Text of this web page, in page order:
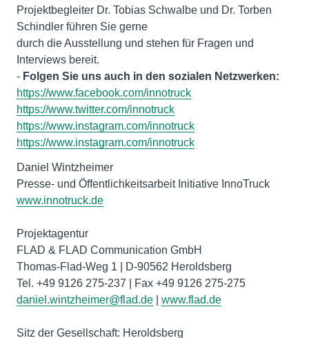
Projektbegleiter Dr. Tobias Schwalbe und Dr. Torben
Schindler führen Sie gerne
durch die Ausstellung und stehen für Fragen und
Interviews bereit.
- Folgen Sie uns auch in den sozialen Netzwerken:
https://www.facebook.com/innotruck
https://www.twitter.com/innotruck
https://www.instagram.com/innotruck
https://www.instagram.com/innotruck
Daniel Wintzheimer
www.innotruck.de
Projektagentur
FLAD & FLAD Communication GmbH
Thomas-Flad-Weg 1 | D-90562 Heroldsberg
daniel.wintzheimer@flad.de
www.flad.de
Sitz der Gesellschaft: Heroldsberg